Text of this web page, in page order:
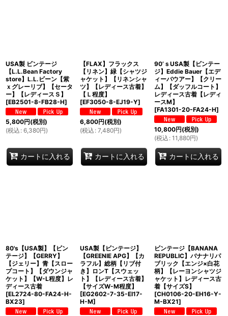
USA製 ビンテージ
【L.L.Bean Factory
store】L.L.ビーン【紫
ｘグレーリブ】【セータ
ー】【レディースＳ】
[EB2501-8-FB28-H]
5,800円(税別)
(税込 : 6,380円)
カートに入れる
【FLAX】フラックス
【リネン】緑【シャツジ
ャケット】【リネンシャ
ツ】【レディース古着】
【Ｌ程度】
[EF3050-8-EJ19-Y]
6,800円(税別)
(税込 : 7,480円)
カートに入れる
90’ｓUSA製【ビンテー
ジ】Eddie Bauer【エデ
ィーバウアー】【クリー
ム】【ダッフルコート】
レディース古着【レディ
ースM】
[FA1301-20-FA24-H]
10,800円(税別)
(税込 : 11,880円)
カートに入れる
80's【USA製】【ビン
テージ】【GERRY】
【ジェリー】青【スロー
プコート】【ダウンジャ
ケット】【W-L程度】レ
ディース古着
[EL2724-80-FA24-H-
BX23]
USA製【ビンテージ】
【GREENIE APG】【カ
ラフル】総柄【リブ付
き】ロンT【スウェッ
ト】【レディース古着】
【サイズW-M程度】
[EG2602-7-35-EI17-
H-M]
ビンテージ【BANANA
REPUBLIC】バナナリパ
ブリック【エンジ×白花
柄】【レーヨンシャツジ
ャケット】レディース古
着【サイズS】
[CH0106-20-EH16-Y-
M-BX21]